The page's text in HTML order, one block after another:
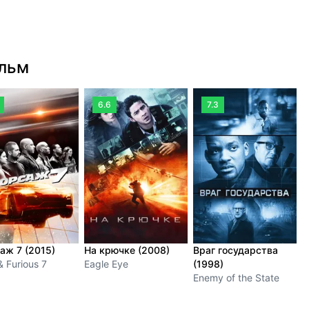
7 (2015)
Furious 7
6.6
На крючке (2008)
Eagle Eye
7.3
Враг государства
(1998)
Enemy of the State